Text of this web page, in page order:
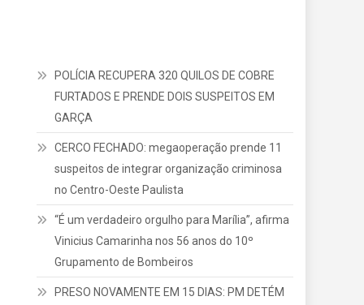
POLÍCIA RECUPERA 320 QUILOS DE COBRE
FURTADOS E PRENDE DOIS SUSPEITOS EM
GARÇA
CERCO FECHADO: megaoperação prende 11
suspeitos de integrar organização criminosa
no Centro-Oeste Paulista
“É um verdadeiro orgulho para Marília”, afirma
Vinicius Camarinha nos 56 anos do 10º
Grupamento de Bombeiros
PRESO NOVAMENTE EM 15 DIAS: PM DETÉM